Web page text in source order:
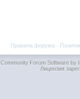
Правила форума ·
Community Forum Software by
Лицензия